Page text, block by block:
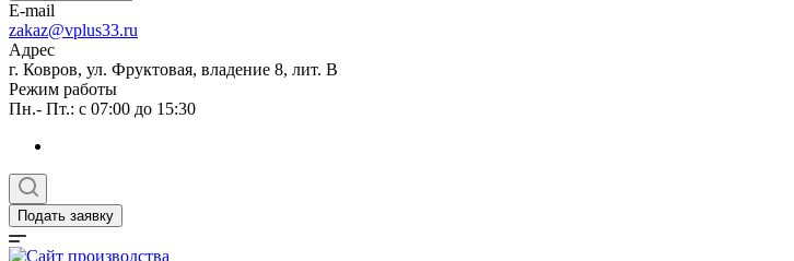
E-mail
zakaz@vplus33.ru
Адрес
г. Ковров, ул. Фруктовая, владение 8, лит. В
Режим работы
Пн.- Пт.: с 07:00 до 15:30
Подать заявку